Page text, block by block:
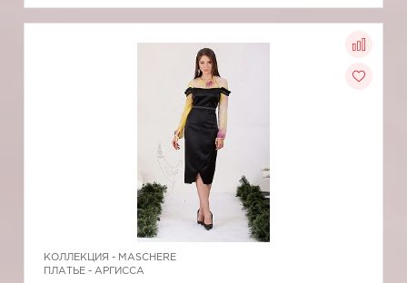
КОЛЛЕКЦИЯ - MASCHERE
ПЛАТЬЕ - АРГИССА